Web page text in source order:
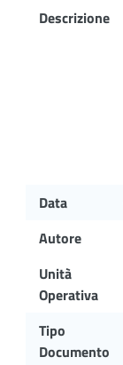
Descrizione
Data
Autore
Unità
Operativa
Tipo
Documento